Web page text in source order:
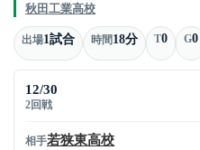
秋田工業高校
出場1試合 時間18分 T0 G0
12/30
2回戦
相手若狭東高校